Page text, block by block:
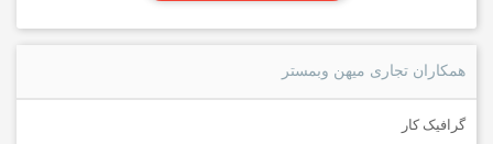
همکاران تجاری میهن وبمستر
گرافیک کار